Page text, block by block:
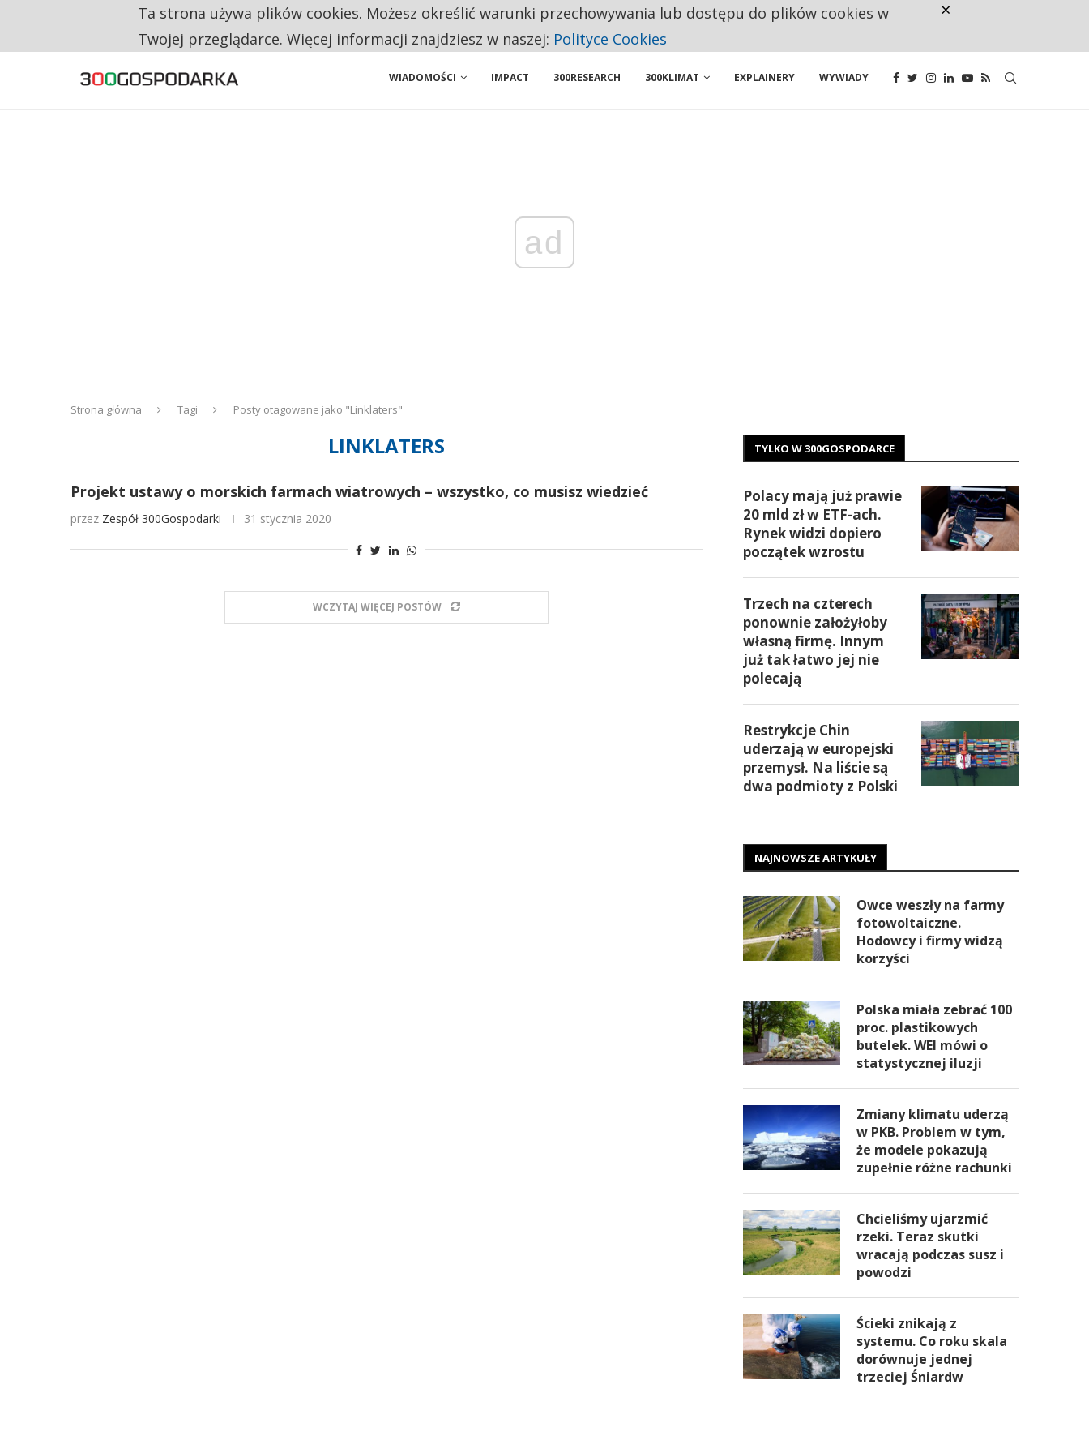
RESTRYKCJE CHIN UDERZAJĄ W EUROPEJSKI PRZEMYSŁ. NA LIŚCIE SĄ DWA PODMIOTY Z POLSKI
WIADOMOŚCI IMPACT 300RESEARCH 300KLIMAT EXPLAINERY WYWIADY
ad
Strona główna Tagi Posty otagowane jako "Linklaters"
LINKLATERS
Projekt ustawy o morskich farmach wiatrowych – wszystko, co musisz wiedzieć
przez Zespół 300Gospodarki 31 stycznia 2020
WCZYTAJ WIĘCEJ POSTÓW
TYLKO W 300GOSPODARCE
Polacy mają już prawie
20 mld zł w ETF-ach.
Rynek widzi dopiero
początek wzrostu
Trzech na czterech
ponownie założyłoby
własną firmę. Innym
już tak łatwo jej nie
polecają
Restrykcje Chin
uderzają w europejski
przemysł. Na liście są
dwa podmioty z Polski
NAJNOWSZE ARTYKUŁY
Owce weszły na farmy
fotowoltaiczne.
Hodowcy i firmy widzą
korzyści
Polska miała zebrać 100
proc. plastikowych
butelek. WEI mówi o
statystycznej iluzji
Zmiany klimatu uderzą
w PKB. Problem w tym,
że modele pokazują
zupełnie różne rachunki
Chcieliśmy ujarzmić
rzeki. Teraz skutki
wracają podczas susz i
powodzi
Ścieki znikają z
systemu. Co roku skala
dorównuje jednej
trzeciej Śniardw
Ta strona używa plików cookies. Możesz określić warunki przechowywania lub dostępu do plików cookies w
Twojej przeglądarce. Więcej informacji znajdziesz w naszej: Polityce Cookies
×